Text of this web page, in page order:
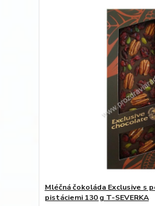
Mléčná čokoláda Exclusive s
pistáciemi 130 g T-SEVERKA